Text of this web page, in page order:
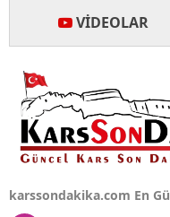
VIDEOLAR
karssondakika.com En